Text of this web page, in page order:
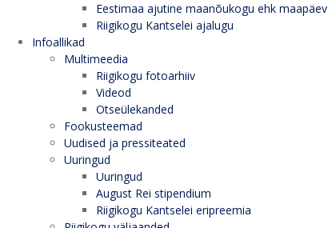
Eestimaa ajutine maanõukogu ehk maapäev
Riigikogu Kantselei ajalugu
Infoallikad
Multimeedia
Riigikogu fotoarhiiv
Videod
Otseülekanded
Fookusteemad
Uudised ja pressiteated
Uuringud
Uuringud
August Rei stipendium
Riigikogu Kantselei eripreemia